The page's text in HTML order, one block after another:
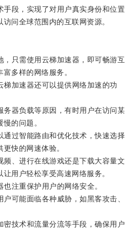
段，实现了对用户真实身份和位置
问全球范围内的互联网资源。
只需使用云梯加速器，即可畅游互
多样的网络服务。
加速器还可以提供网络加速的功
器负载等原因，有时用户在访问某
的问题。
过智能路由和优化技术，快速选择
快的网速体验。
、进行在线游戏还是下载大容量文
用户轻松享受高速网络服务。
注重保护用户的网络安全。
可能面临各种威胁，如黑客攻击、
技术和流量分流等手段，确保用户